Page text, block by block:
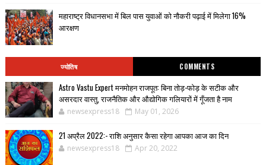
महाराष्ट्र विधानसभा में बिल पास युवाओं को नौकरी पढ़ाई में मिलेगा 16%
आरक्षण
ज्योतिष COMMENTS
Astro Vastu Expert मनमोहन राजपूत: बिना तोड़-फोड़ के सटीक और
असरदार वास्तु, राजनैतिक और औद्योगिक गलियारों में गूँजता है नाम
newsexpress18 May 01, 2026
21 अप्रैल 2022:- राशि अनुसार कैसा रहेगा आपका आज का दिन
newsexpress18 Apr 20, 2022